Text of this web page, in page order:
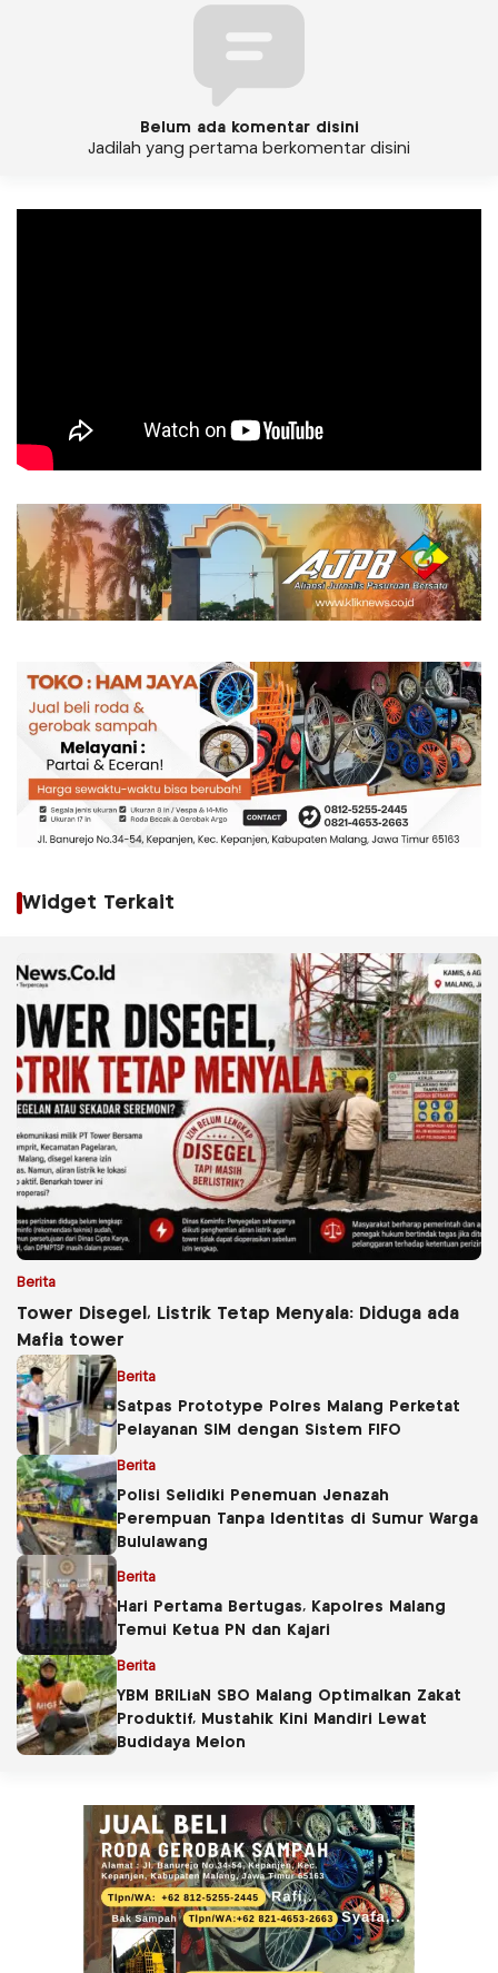
Belum ada komentar disini
Jadilah yang pertama berkomentar disini
Widget Terkait
Berita
Tower Disegel, Listrik Tetap Menyala: Diduga ada
Mafia tower
Berita
Satpas Prototype Polres Malang Perketat
Pelayanan SIM dengan Sistem FIFO
Berita
Polisi Selidiki Penemuan Jenazah
Perempuan Tanpa Identitas di Sumur Warga
Bululawang
Berita
Hari Pertama Bertugas, Kapolres Malang
Temui Ketua PN dan Kajari
Berita
YBM BRILiaN SBO Malang Optimalkan Zakat
Produktif, Mustahik Kini Mandiri Lewat
Budidaya Melon